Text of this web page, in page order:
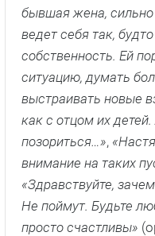
бывшая жена,
ведет себя так,
собственность. Ей
ситуацию, думать
выстраивать новые
как с отцом их
позориться…»,
внимание на таких
«Здравствуйте,
Не поймут. Будьте
просто счастливы»